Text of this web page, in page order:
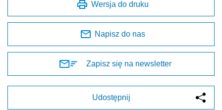
Wersja do druku
Napisz do nas
Zapisz się na newsletter
Udostępnij